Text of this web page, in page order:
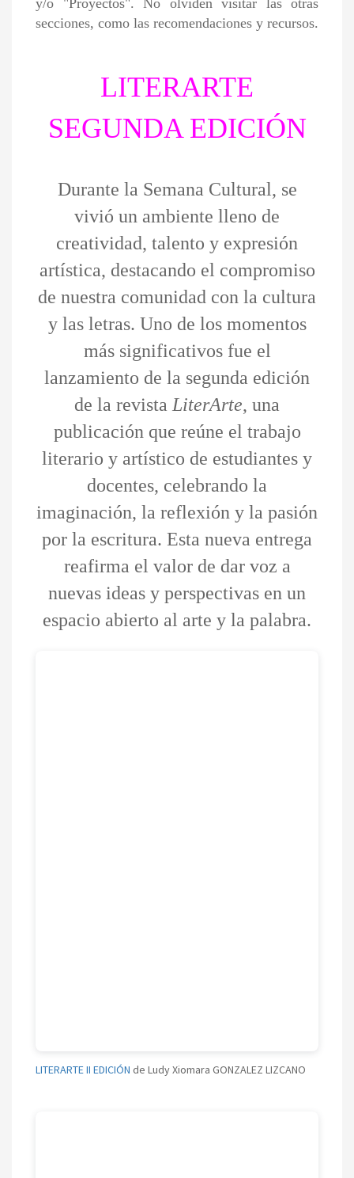
secciones, como las recomendaciones y recursos.
LITERARTE
SEGUNDA EDICIÓN
Durante la Semana Cultural, se
vivió un ambiente lleno de
creatividad, talento y expresión
artística, destacando el compromiso
de nuestra comunidad con la cultura
y las letras. Uno de los momentos
más significativos fue el
lanzamiento de la segunda edición
de la revista LiterArte, una
publicación que reúne el trabajo
literario y artístico de estudiantes y
docentes, celebrando la
imaginación, la reflexión y la pasión
por la escritura. Esta nueva entrega
reafirma el valor de dar voz a
nuevas ideas y perspectivas en un
espacio abierto al arte y la palabra.
LITERARTE II EDICIÓN de Ludy Xiomara GONZALEZ LIZCANO